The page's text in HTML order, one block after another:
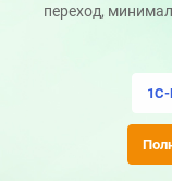
переход,
1С-